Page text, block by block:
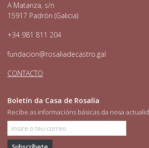
A Matanza, s/n
15917 Padrón (Galicia)
+34 981 811 204
fundacion@rosaliadecastro.gal
CONTACTO
Boletín da Casa de Rosalía
Recibe as informacións básicas da nosa
Insire o teu correo